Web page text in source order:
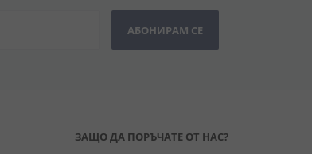
АБОНИРАМ СЕ
ЗАЩО ДА ПОРЪЧАТЕ ОТ НАС?